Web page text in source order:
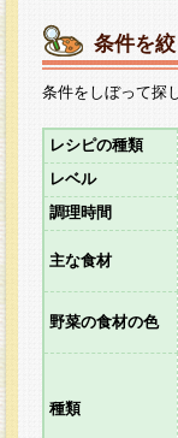
条件を
条件をしぼって探
レシピの種類
レベル
調理時間
主な食材
野菜の食材の色
種類